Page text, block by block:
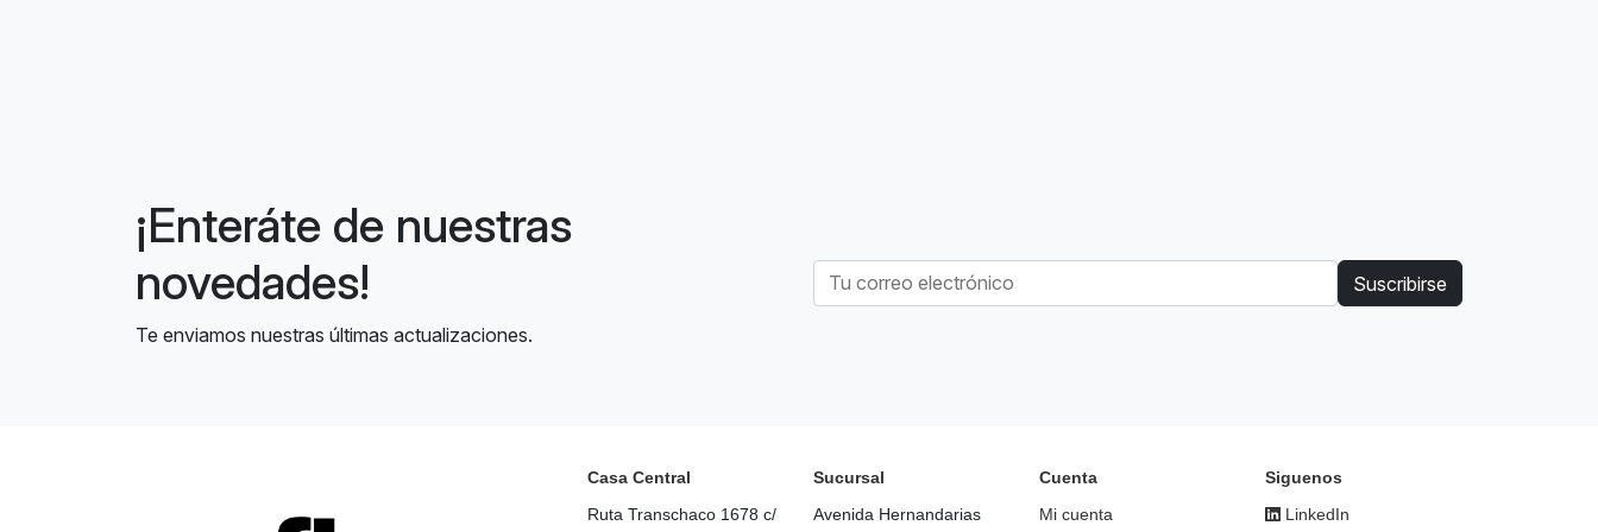
¡Enteráte de nuestras
novedades!
Te enviamos nuestras últimas actualizaciones.
Suscribirse
Casa Central
Ruta Transchaco 1678 c/
Sucursal
Avenida Hernandarias
Cuenta
Mi cuenta
Siguenos
LinkedIn